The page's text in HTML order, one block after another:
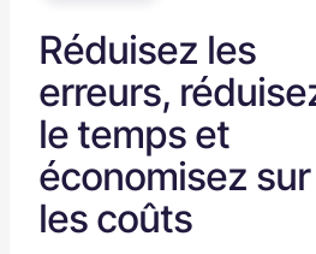
Réduisez les
erreurs,
le temps et
économisez sur
les coûts